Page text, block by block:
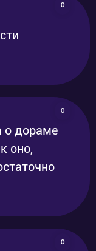
0
0
о дораме
оно,
0